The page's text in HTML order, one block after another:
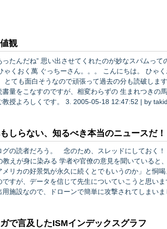
治、経済金融に関する最先
観
んだね” 思い出させてくれたのが妙なスパムってのも・・・
ですが、相変わらずの 生まれつきの馬鹿が直りません。 と言う訳で今
05-18 12:47:52 | by takidon Unknown 面白い考察(経
しらない、知るべき本当のニュースだ
者だろう。 念のため、スレッドにしておく！ UFO銀行 より: 2019年9月16日
教えが身に染みる 学者や官僚の意見を聞いていると
メリカの好景気が永久に続くとでもいうのか」と恫
ですが、データを信じて先生についていこうと思い
用施設なので、ドローンで簡単に攻撃されてしまい
ル・ガスの開発に拍車がかかるのでしょうか。小泉
で言及したISMインデックスグラフ